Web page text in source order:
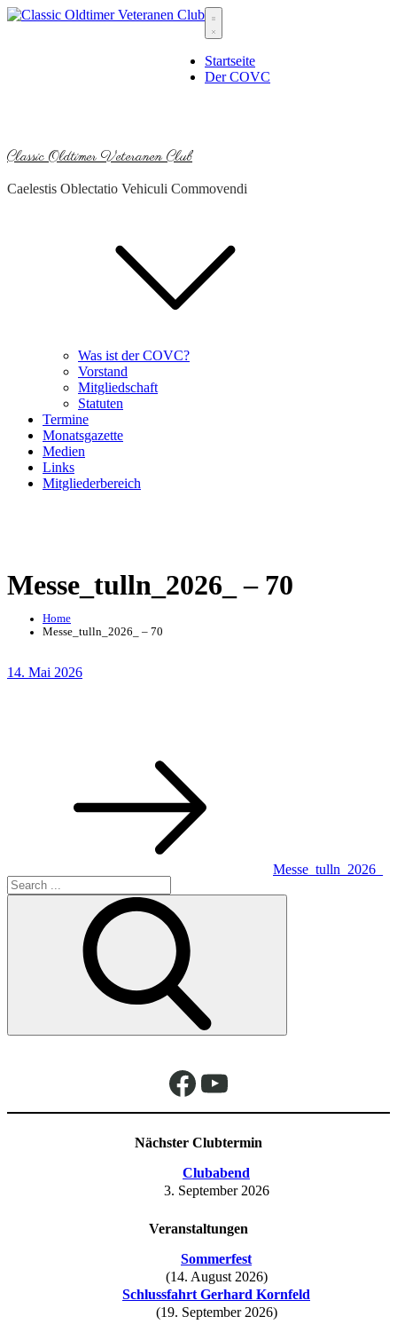
Skip
Classic Oldtimer Veteranen Club
Caelestis Oblectatio Vehiculi Commovendi
Startseite
Der COVC
Was ist der COVC?
Vorstand
Mitgliedschaft
Statuten
Termine
Monatsgazette
Medien
Links
Mitgliederbereich
Messe_tulln_2026_ – 70
Home
Messe_tulln_2026_ – 70
Posted
14. Mai 2026
Messe_tulln_2026_
– 70
Search
for:
Facebook
YouTube
Nächster Clubtermin
Clubabend
3. September 2026
Veranstaltungen
Sommerfest
(14. August 2026)
Schlussfahrt Gerhard Kornfeld
(19. September 2026)